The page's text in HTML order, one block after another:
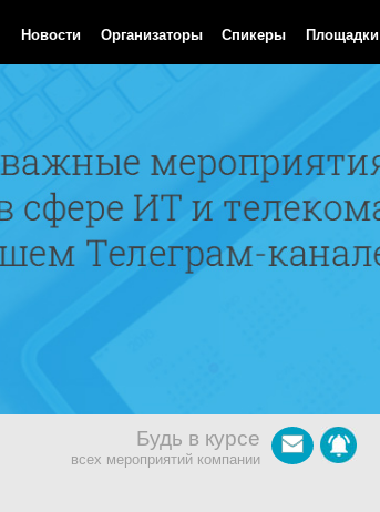
Новости Организаторы Спикеры Площадки
Будь в курсе
всех мероприятий компании